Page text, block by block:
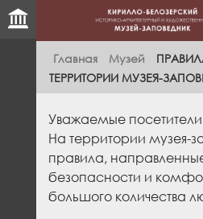
Главная Музей
ТЕРРИТОРИИ МУЗЕЯ-
Уважаемые
На территории музея-
правила,
безопасности и
большого количества